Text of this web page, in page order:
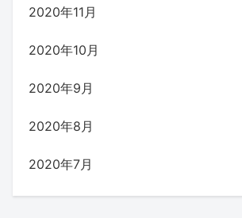
2020年11月
2020年10月
2020年9月
2020年8月
2020年7月